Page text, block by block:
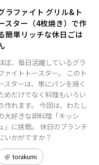
ラファイト グリル&ト
スター（4枚焼き）で作
簡単リッチな休日ごは
ぼ、毎日活躍しているグラ
ァイトトースター。 このト
スターは、単にパンを焼く
めだけでなく料理もいろい
作れます。 今回は、わたし
大好きな卵料理「キッシ
」に挑戦。 休日のブランチ
いかがですか？
torakumi